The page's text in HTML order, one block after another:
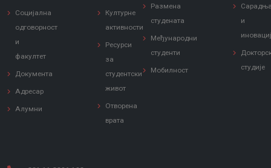
Социјална
одговорност
и
факултет
Документа
Адресар
Алумни
Културне
активности
Ресурси
за
студентски
живот
Отворена
врата
Размена
студената
Међународни
студенти
Мобилност
и
студије